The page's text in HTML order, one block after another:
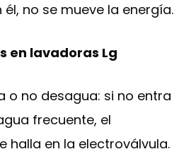
no se mueve la energía.
en lavadoras Lg
o no desagua: si no entra
frecuente, el
halla en la electroválvula.